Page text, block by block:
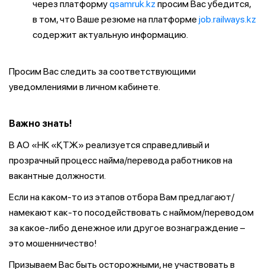
через платформуqsamruk.kz просим Вас убедится,
в том, что Ваше резюме на платформе job.railways.kz
содержит актуальную информацию.
Просим Вас следить за соответствующими
уведомлениями в личном кабинете.
Важно знать!
В АО «НК «ҚТЖ» реализуется справедливый и
прозрачный процесс найма/перевода работников на
вакантные должности.
Если на каком-то из этапов отбора Вам предлагают/
намекают как-то посодействовать с наймом/переводом
за какое-либо денежное или другое вознаграждение –
это мошенничество!
Призываем Вас быть осторожными, не участвовать в